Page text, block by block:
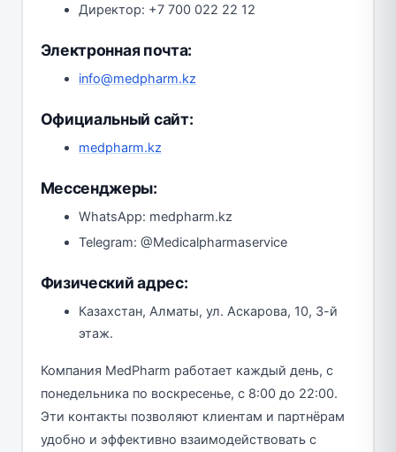
Директор: +7 700 022 22 12
Электронная почта:
info@medpharm.kz
Официальный сайт:
medpharm.kz
Мессенджеры:
WhatsApp: medpharm.kz
Telegram: @Medicalpharmaservice
Физический адрес:
Казахстан, Алматы, ул. Аскарова, 10, 3-й
этаж.
Компания MedPharm работает каждый день, с
понедельника по воскресенье, с 8:00 до 22:00.
Эти контакты позволяют клиентам и партнёрам
удобно и эффективно взаимодействовать с